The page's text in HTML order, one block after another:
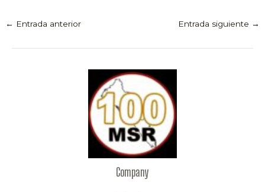
← Entrada anterior Entrada siguiente →
Company